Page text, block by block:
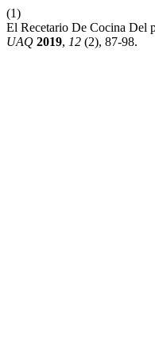
(1)
El Recetario De Cocina Del
UAQ 2019, 12 (2), 87-98.